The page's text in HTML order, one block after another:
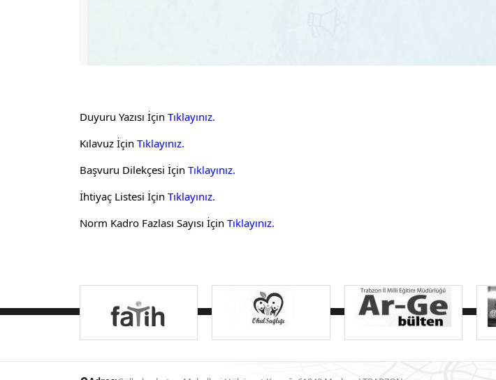
Duyuru Yazısı İçin Tıklayınız.
Kılavuz İçin Tıklayınız.
Başvuru Dilekçesi İçin Tıklayınız.
İhtiyaç Listesi İçin Tıklayınız.
Norm Kadro Fazlası Sayısı İçin Tıklayınız.